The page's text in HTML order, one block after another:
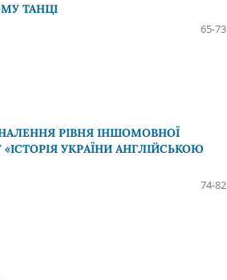
ТАНЦІ
65-73
РІВНЯ ІНШОМОВНОЇ
УКРАЇНИ АНГЛІЙСЬКОЮ
74-82